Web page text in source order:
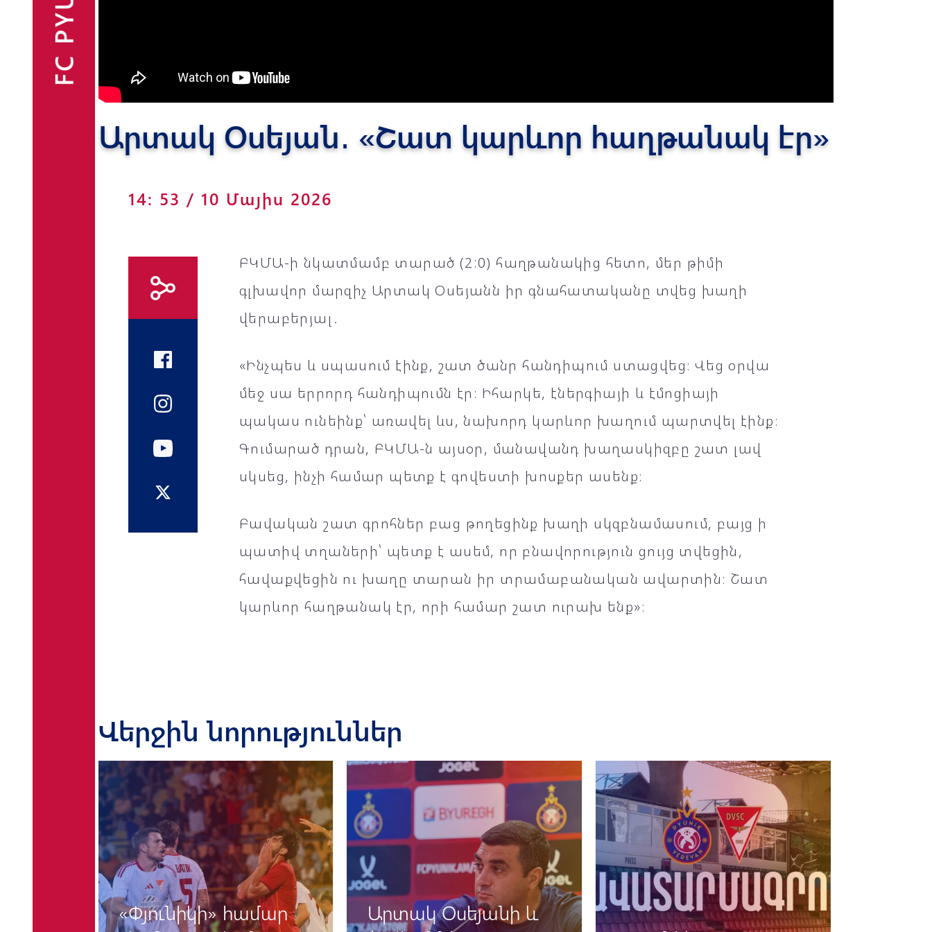
Ֆանշոփ
Արտակ Օսեյան․ «Շատ կարևոր հաղթանակ էր»
14: 53 / 10 Մայիս 2026
ԲԿՄԱ-ի նկատմամբ տարած (2:0) հաղթանակից հետո, մեր թիմի
գլխավոր մարզիչ Արտակ Օսեյանն իր գնահատականը տվեց խաղի
վերաբերյալ․
«Ինչպես և սպասում էինք, շատ ծանր հանդիպում ստացվեց։ Վեց օրվա
մեջ սա երրորդ հանդիպումն էր։ Իհարկե, էներգիայի և էմոցիայի
պակաս ունեինք՝ առավել ևս, նախորդ կարևոր խաղում պարտվել էինք։
Գումարած դրան, ԲԿՄԱ-ն այսօր, մանավանդ խաղասկիզբը շատ լավ
սկսեց, ինչի համար պետք է գովեստի խոսքեր ասենք։
Բավական շատ գրոհներ բաց թողեցինք խաղի սկզբնամասում, բայց ի
պատիվ տղաների՝ պետք է ասեմ, որ բնավորություն ցույց տվեցին,
հավաքվեցին ու խաղը տարան իր տրամաբանական ավարտին։ Շատ
կարևոր հաղթանակ էր, որի համար շատ ուրախ ենք»։
Վերջին նորություններ
«Փյունիկի» համար
Արտակ Օսեյանի և